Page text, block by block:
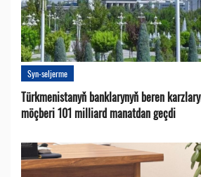
Syn-seljerme
Türkmenistanyň banklarynyň beren
möçberi 101 milliard manatdan geçdi